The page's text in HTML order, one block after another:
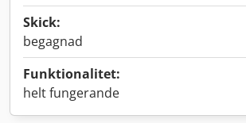
Skick:
begagnad
Funktionalitet:
helt fungerande